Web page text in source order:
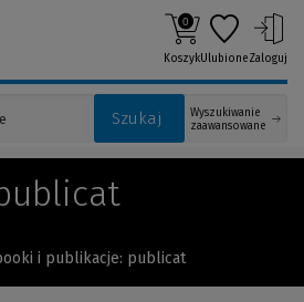
Szukaj
Wyszukiwanie
zaawansowane
0
KoszykUlubioneZaloguj
i publikacje: publicat